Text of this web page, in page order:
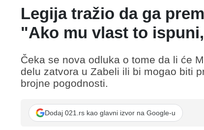
Legija tražio da ga
"Ako mu vlast to
Čeka se nova odluka o tome da li će
delu zatvora u Zabeli ili bi mogao biti
brojne pogodnosti.
Dodaj 021.rs kao glavni izvor na Google-u